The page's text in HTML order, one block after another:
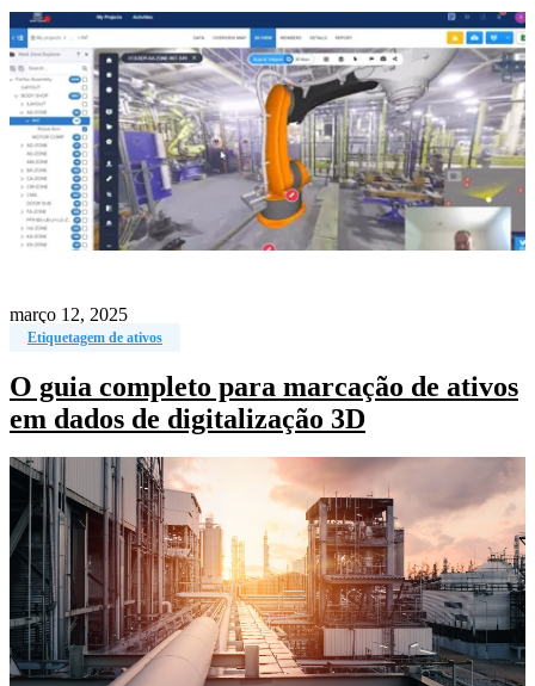
março 12, 2025
Etiquetagem de ativos
O guia completo para marcação de ativos
em dados de digitalização 3D